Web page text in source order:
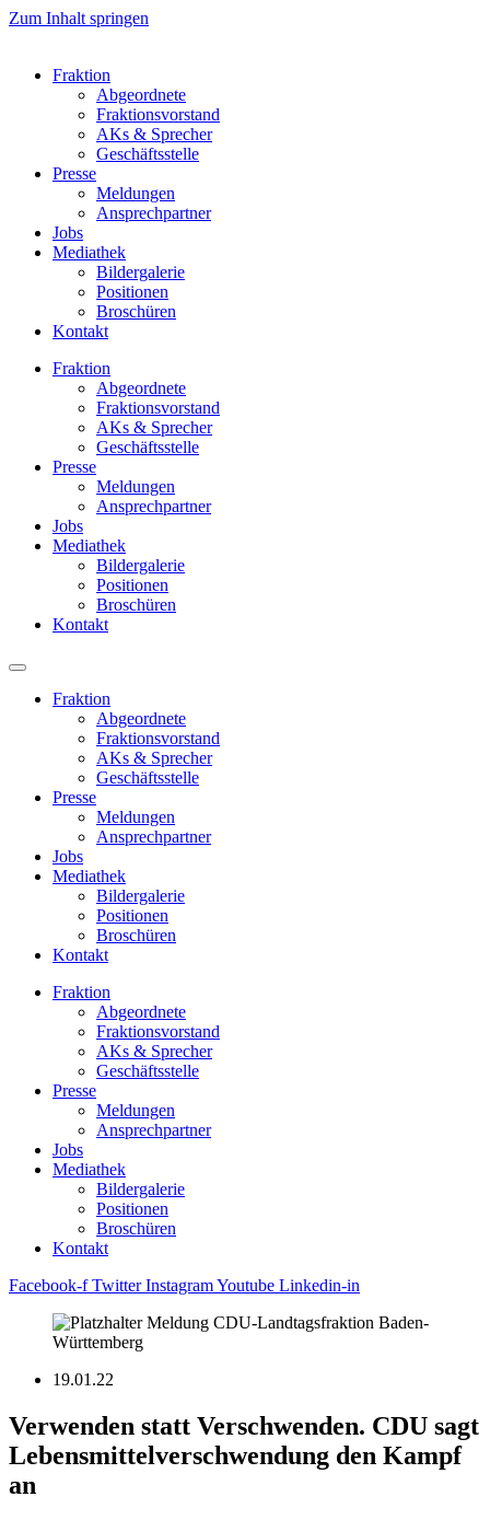
Zum Inhalt springen
Fraktion
Abgeordnete
Fraktions­vorstand
AKs & Sprecher
Geschäftsstelle
Presse
Meldungen
Ansprechpartner
Jobs
Mediathek
Bildergalerie
Positionen
Broschüren
Kontakt
Fraktion
Abgeordnete
Fraktions­vorstand
AKs & Sprecher
Geschäftsstelle
Presse
Meldungen
Ansprechpartner
Jobs
Mediathek
Bildergalerie
Positionen
Broschüren
Kontakt
Fraktion
Abgeordnete
Fraktions­vorstand
AKs & Sprecher
Geschäftsstelle
Presse
Meldungen
Ansprechpartner
Jobs
Mediathek
Bildergalerie
Positionen
Broschüren
Kontakt
Fraktion
Abgeordnete
Fraktions­vorstand
AKs & Sprecher
Geschäftsstelle
Presse
Meldungen
Ansprechpartner
Jobs
Mediathek
Bildergalerie
Positionen
Broschüren
Kontakt
Facebook-f Twitter InstagramYoutube Linkedin-in
19.01.22
Verwenden statt Verschwenden. CDU sagt
Lebensmittelverschwendung den Kampf
an